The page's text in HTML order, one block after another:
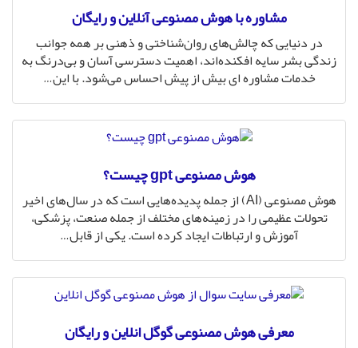
مشاوره با هوش مصنوعی آنلاین و رایگان
در دنیایی که چالش‌های روان‌شناختی و ذهنی بر همه جوانب
زندگی بشر سایه افکنده‌اند، اهمیت دسترسی آسان و بی‌درنگ به
خدمات مشاوره ای بیش از پیش احساس می‌شود. با این…
هوش مصنوعی gpt چیست؟
هوش مصنوعی (AI) از جمله پدیده‌هایی است که در سال‌های اخیر
تحولات عظیمی را در زمینه‌های مختلف از جمله صنعت، پزشکی،
آموزش و ارتباطات ایجاد کرده است. یکی از قابل…
معرفی هوش مصنوعی گوگل انلاین و رایگان